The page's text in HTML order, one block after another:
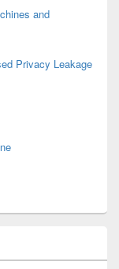
and
Privacy Leakage